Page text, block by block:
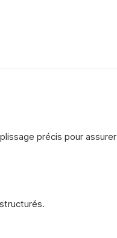
précis pour assurer